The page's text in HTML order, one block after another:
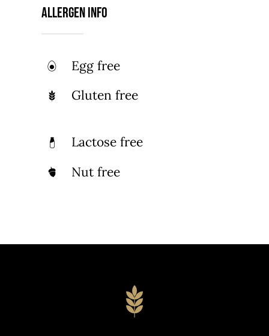
Allergen Info
Egg free
Gluten free
Lactose free
Nut free